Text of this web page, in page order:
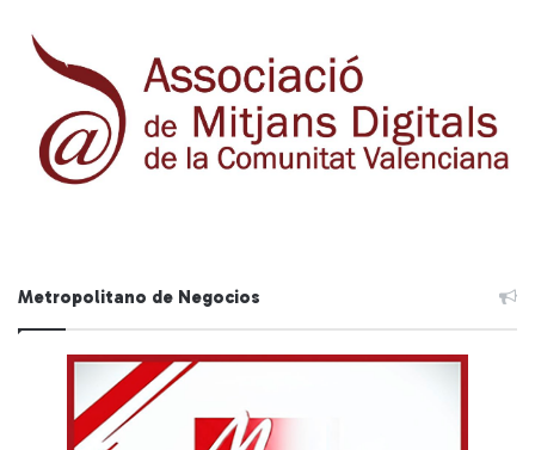
Metropolitano de Negocios